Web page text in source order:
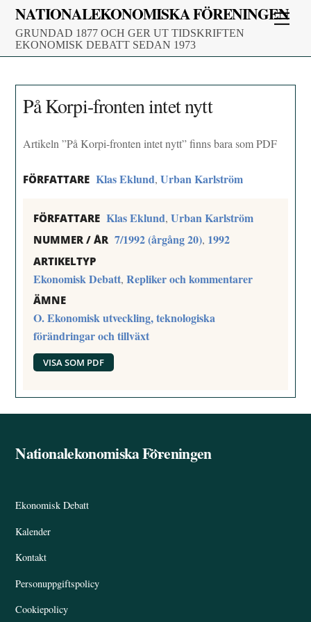
Skip
content
NATIONALEKONOMISKA FÖRENINGEN
GRUNDAD 1877 OCH GER UT TIDSKRIFTEN
EKONOMISK DEBATT SEDAN 1973
På Korpi-fronten intet nytt
Artikeln ”På Korpi-fronten intet nytt” finns bara som PDF
FÖRFATTARE Klas Eklund,Urban Karlström
FÖRFATTARE Klas Eklund,Urban Karlström
NUMMER / ÅR 7/1992 (årgång 20), 1992
ARTIKELTYP
Ekonomisk Debatt,Repliker och kommentarer
ÄMNE
O. Ekonomisk utveckling, teknologiska
förändringar och tillväxt
VISA SOM PDF
Back
Nationalekonomiska Föreningen
Ekonomisk Debatt
Kalender
Kontakt
Personuppgiftspolicy
Cookiepolicy